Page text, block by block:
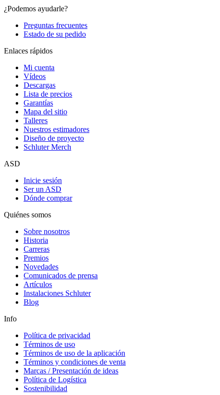
¿Podemos ayudarle?
Preguntas frecuentes
Estado de su pedido
Enlaces rápidos
Mi cuenta
Vídeos
Descargas
Lista de precios
Garantías
Mapa del sitio
Talleres
Nuestros estimadores
Diseño de proyecto
Schluter Merch
ASD
Inicie sesión
Ser un ASD
Dónde comprar
Quiénes somos
Sobre nosotros
Historia
Carreras
Premios
Novedades
Comunicados de prensa
Artículos
Instalaciones Schluter
Blog
Info
Política de privacidad
Términos de uso
Términos de uso de la aplicación
Términos y condiciones de venta
Marcas / Presentación de ideas
Política de Logística
Sostenibilidad